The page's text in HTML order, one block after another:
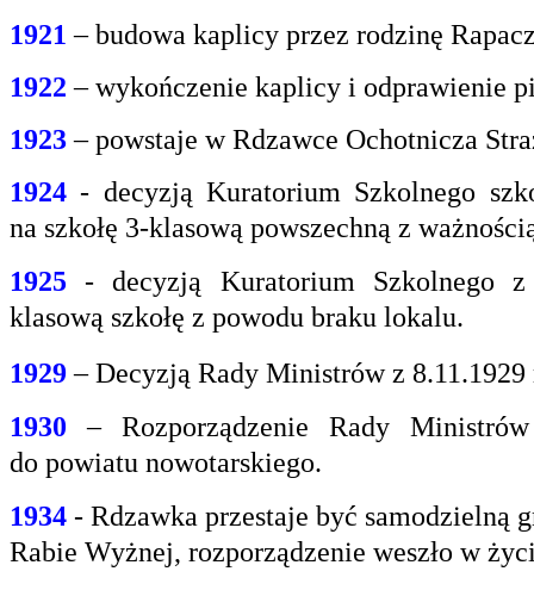
1921 – budowa kaplicy przez rodzinę
1922 – wykończenie kaplicy i odprawienie
1923– powstaje w Rdzawce Ochotnicza
1924 - decyzją Kuratorium Szkolnego
na szkołę 3-klasową powszechną z
1925 - decyzją Kuratorium Szkolnego
klasową szkołę z powodu braku lokalu.
1929– Decyzją Rady Ministrów z
1930 – Rozporządzenie Rady
do powiatu nowotarskiego.
1934 - Rdzawka przestaje być samodzielną
Rabie Wyżnej, rozporządzenie weszło w